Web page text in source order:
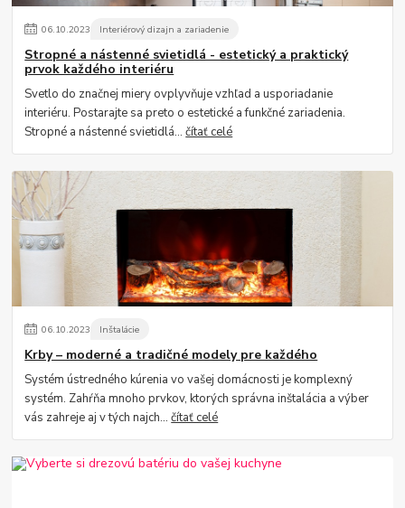
06.10.2023 Interiérový dizajn a zariadenie
Stropné a nástenné svietidlá - estetický a praktický
prvok každého interiéru
Svetlo do značnej miery ovplyvňuje vzhľad a usporiadanie
interiéru. Postarajte sa preto o estetické a funkčné zariadenia.
Stropné a nástenné svietidlá...čítať celé
06.10.2023 Inštalácie
Krby – moderné a tradičné modely pre každého
Systém ústredného kúrenia vo vašej domácnosti je komplexný
systém. Zahŕňa mnoho prvkov, ktorých správna inštalácia a výber
vás zahreje aj v tých najch...čítať celé